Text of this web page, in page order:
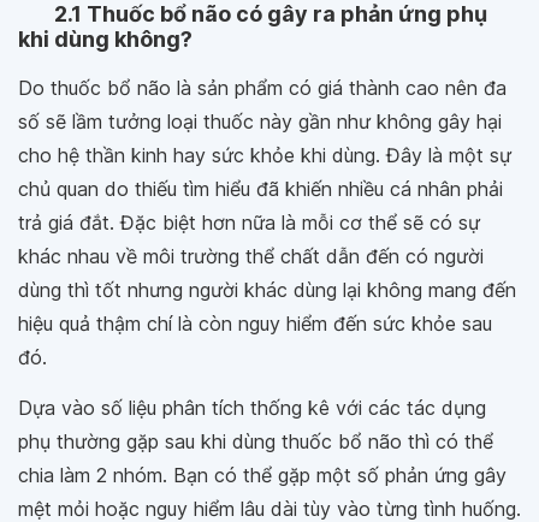
2.1 Thuốc bổ não có gây ra phản ứng phụ
khi dùng không?
Do thuốc bổ não là sản phẩm có giá thành cao nên đa
số sẽ lầm tưởng loại thuốc này gần như không gây hại
cho hệ thần kinh hay sức khỏe khi dùng. Đây là một sự
chủ quan do thiếu tìm hiểu đã khiến nhiều cá nhân phải
trả giá đắt. Đặc biệt hơn nữa là mỗi cơ thể sẽ có sự
khác nhau về môi trường thể chất dẫn đến có người
dùng thì tốt nhưng người khác dùng lại không mang đến
hiệu quả thậm chí là còn nguy hiểm đến sức khỏe sau
đó.
Dựa vào số liệu phân tích thống kê với các tác dụng
phụ thường gặp sau khi dùng thuốc bổ não thì có thể
chia làm 2 nhóm. Bạn có thể gặp một số phản ứng gây
mệt mỏi hoặc nguy hiểm lâu dài tùy vào từng tình huống.